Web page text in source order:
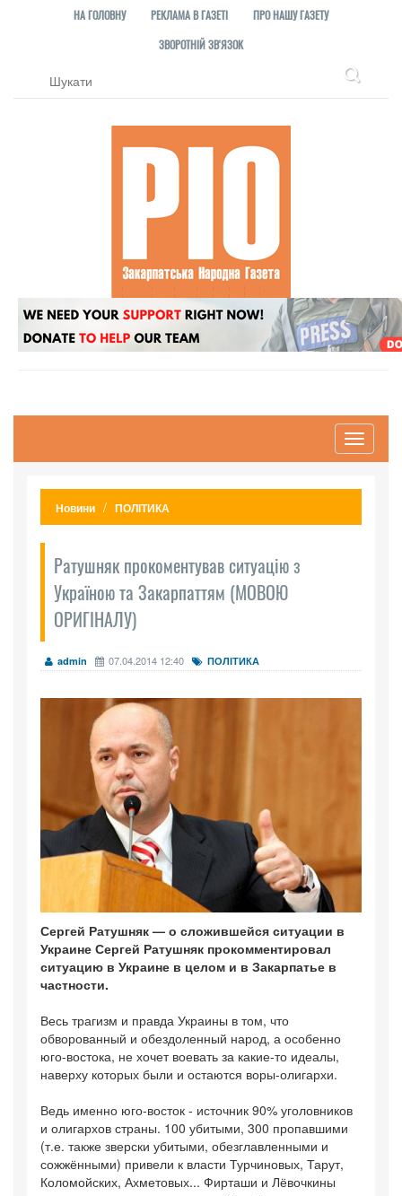
НА ГОЛОВНУ РЕКЛАМА В ГАЗЕТІ
ПРО НАШУ ГАЗЕТУ
ЗВОРОТНІЙ ЗВ'ЯЗОК
Toggle
Новини ПОЛІТИКА
Ратушняк прокоментував ситуацію з
Україною та Закарпаттям (МОВОЮ
ОРИГІНАЛУ)
admin 07.04.2014 12:40 ПОЛІТИКА
Сергей Ратушняк — о сложившейся ситуации в
Украине Сергей Ратушняк прокомментировал
ситуацию в Украине в целом и в Закарпатье в
частности.
Весь трагизм и правда Украины в том, что
обворованный и обездоленный народ, а особенно
юго-востока, не хочет воевать за какие-то идеалы,
наверху которых были и остаются воры-олигархи.
Ведь именно юго-восток - источник 90% уголовников
и олигархов страны. 100 убитыми, 300 пропавшими
(т.е. также зверски убитыми, обезглавленными и
сожжёнными) привели к власти Турчиновых, Тарут,
Коломойских, Ахметовых... Фирташи и Лёвочкины